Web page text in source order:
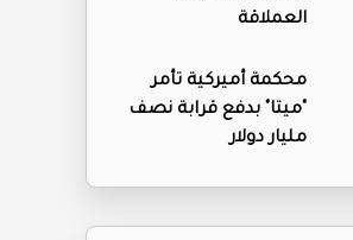
العملاقة
محكمة أميركية تأمر
"ميتا" بدفع قرابة نصف
مليار دولار